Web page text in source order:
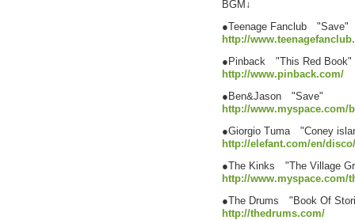
BGM↓
●Teenage Fanclub "Save"
http://
●Pinback "This Red Book"
http://www.pinback.com/
●Ben&Jason "Save"
http://www.myspace.com/
●Giorgio Tuma "Coney
http://elefant.com/en/
●The Kinks "The Village
http://www.myspace.com/
●The Drums "Book Of
http://thedrums.com/